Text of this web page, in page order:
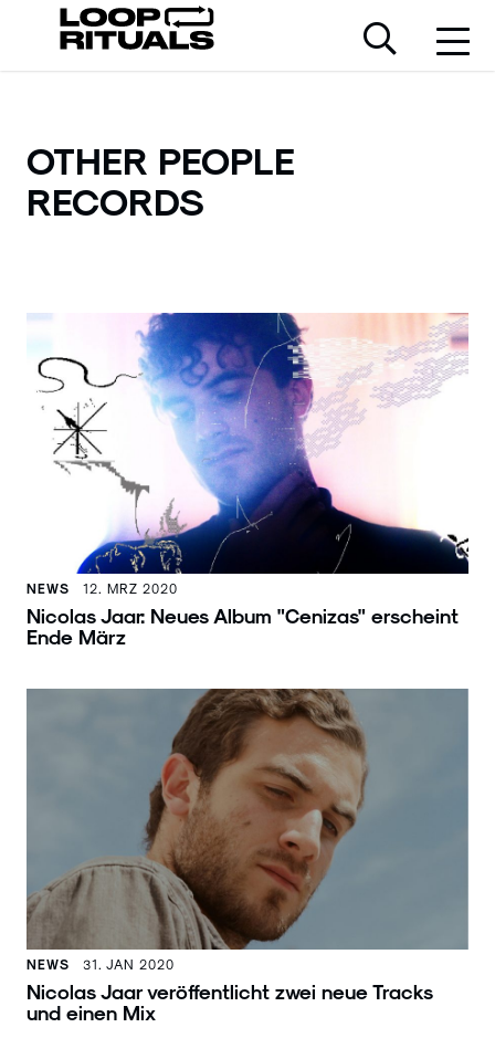
OTHER PEOPLE
RECORDS
NEWS 12. MRZ 2020
Nicolas Jaar: Neues Album "Cenizas" erscheint
Ende März
NEWS 31. JAN 2020
Nicolas Jaar veröffentlicht zwei neue Tracks
und einen Mix